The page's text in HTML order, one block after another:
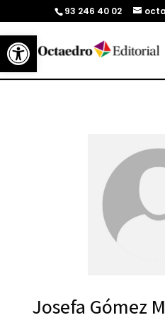
Abrir barra de herramientas
93 246 40 02
Josefa Gómez